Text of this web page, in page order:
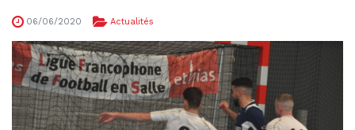
06/06/2020 Actualités